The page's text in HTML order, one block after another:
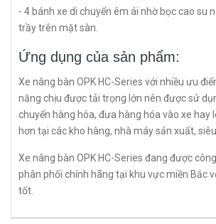
- 4 bánh xe di chuyển êm ái nhờ bọc cao su
trầy trên mặt sàn.
Ứng dụng của sản phẩm:
Xe nâng bàn OPK HC-Series với nhiều ưu
năng chịu được tải trọng lớn nên được sử
chuyển hàng hóa, đưa hàng hóa vào xe hay
hơn tại các kho hàng, nhà máy sản xuất, siêu
Xe nâng bàn OPK HC-Series đang được
phân phối chính hãng tại khu vực miền Bắc
tốt.